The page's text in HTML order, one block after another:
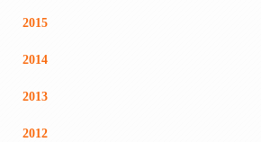
2015
2014
2013
2012